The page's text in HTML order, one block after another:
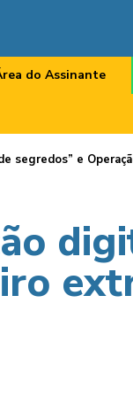
do Assinante
segredos” e